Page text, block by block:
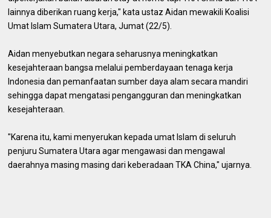
lainnya diberikan ruang kerja," kata ustaz Aidan mewakili Koalisi
Umat Islam Sumatera Utara, Jumat (22/5).
Aidan menyebutkan negara seharusnya meningkatkan
kesejahteraan bangsa melalui pemberdayaan tenaga kerja
Indonesia dan pemanfaatan sumber daya alam secara mandiri
sehingga dapat mengatasi pengangguran dan meningkatkan
kesejahteraan.
"Karena itu, kami menyerukan kepada umat Islam di seluruh
penjuru Sumatera Utara agar mengawasi dan mengawal
daerahnya masing masing dari keberadaan TKA China," ujarnya.